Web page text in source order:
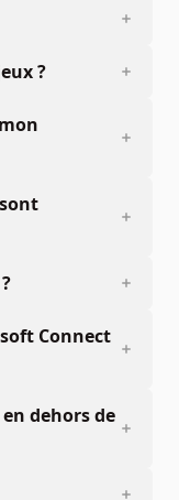
?
Connect
dehors de